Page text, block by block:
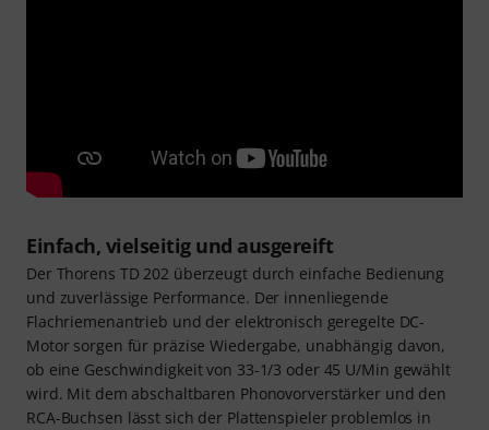
Einfach, vielseitig und ausgereift
Der Thorens TD 202 überzeugt durch einfache Bedienung
und zuverlässige Performance. Der innenliegende
Flachriemenantrieb und der elektronisch geregelte DC-
Motor sorgen für präzise Wiedergabe, unabhängig davon,
ob eine Geschwindigkeit von 33-1/3 oder 45 U/Min gewählt
wird. Mit dem abschaltbaren Phonovorverstärker und den
RCA-Buchsen lässt sich der Plattenspieler problemlos in